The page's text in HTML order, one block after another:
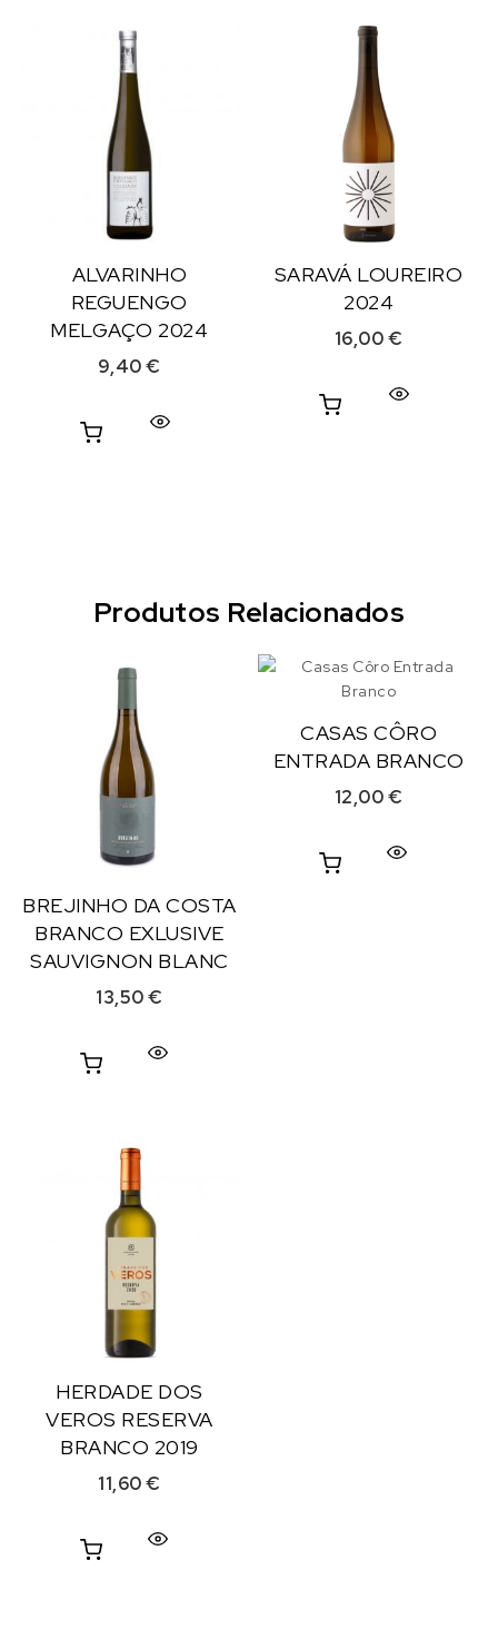
ALVARINHO
REGUENGO
MELGAÇO 2024
9,40€
SARAVÁ LOUREIRO
2024
16,00€
Produtos Relacionados
BREJINHO DA COSTA
BRANCO EXLUSIVE
SAUVIGNON BLANC
13,50€
CASAS CÔRO
ENTRADA BRANCO
12,00€
HERDADE DOS
VEROS RESERVA
BRANCO 2019
11,60€